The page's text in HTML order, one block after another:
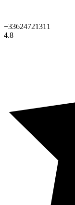
+33624721311
4.8